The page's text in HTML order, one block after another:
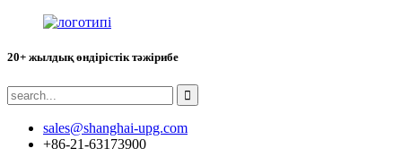
20+ жылдық өндірістік тәжірибе
sales@shanghai-upg.com
+86-21-63173900